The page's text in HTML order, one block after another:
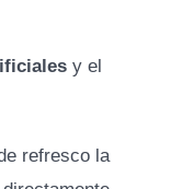
y el
refresco la